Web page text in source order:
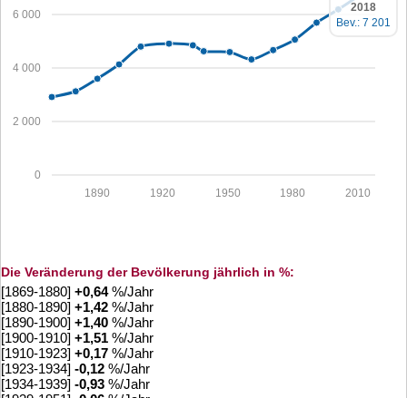
0
2 000
4 000
6 000
2010
1980
1950
1920
1890
2018
Bev.: 7 201
Die Veränderung der Bevölkerung jährlich in %:
[1869-1880] +0,64%/Jahr
[1880-1890] +1,42 %/Jahr
[1890-1900] +1,40 %/Jahr
[1900-1910] +1,51 %/Jahr
[1910-1923] +0,17 %/Jahr
[1923-1934] -0,12 %/Jahr
[1934-1939] -0,93 %/Jahr